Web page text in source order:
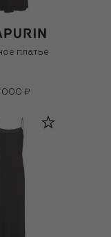
платье
000 ₽